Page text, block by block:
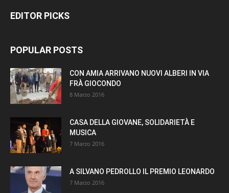
EDITOR PICKS
POPULAR POSTS
CON AMIA ARRIVANO NUOVI ALBERI IN VIA
FRÀ GIOCONDO
8 Marzo 2016
CASA DELLA GIOVANE, SOLIDARIETÀ E
MUSICA
7 Marzo 2016
A SILVANO PEDROLLO IL PREMIO LEONARDO
7 Marzo 2016